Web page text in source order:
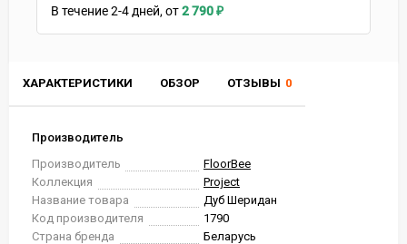
ХАРАКТЕРИСТИКИ ОБЗОР ОТЗЫВЫ 0
Производитель
Производитель
FloorBee
Коллекция
Project
Название товара
Дуб Шеридан
Код производителя
1790
Страна бренда
Беларусь
В течение2-4 дней 2 790₽